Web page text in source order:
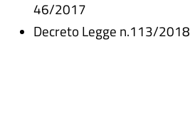
46/2017
Decreto Legge n.113/2018